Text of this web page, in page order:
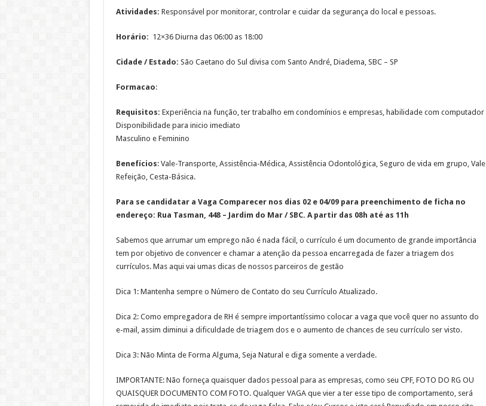
Atividades: Responsável por monitorar, controlar e cuidar da segurança do local e pessoas.
Horário: 12×36 Diurna das 06:00 as 18:00
Cidade / Estado: São Caetano do Sul divisa com Santo André, Diadema, SBC – SP
Formacao:
Requisitos: Experiência na função, ter trabalho em condomínios e empresas, habilidade com computador
Disponibilidade para inicio imediato
Masculino e Feminino
Benefícios: Vale-Transporte, Assistência-Médica, Assistência Odontológica, Seguro de vida em grupo, Vale
Refeição, Cesta-Básica.
Para se candidatar a Vaga Comparecer nos dias 02 e 04/09 para preenchimento de ficha no
endereço: Rua Tasman, 448 – Jardim do Mar / SBC. A partir das 08h até as 11h
Sabemos que arrumar um emprego não é nada fácil, o currículo é um documento de grande importância
tem por objetivo de convencer e chamar a atenção da pessoa encarregada de fazer a triagem dos
currículos. Mas aqui vai umas dicas de nossos parceiros de gestão
Dica 1: Mantenha sempre o Número de Contato do seu Currículo Atualizado.
Dica 2: Como empregadora de RH é sempre importantíssimo colocar a vaga que você quer no assunto do
e-mail, assim diminui a dificuldade de triagem dos e o aumento de chances de seu currículo ser visto.
Dica 3: Não Minta de Forma Alguma, Seja Natural e diga somente a verdade.
IMPORTANTE: Não forneça quaisquer dados pessoal para as empresas, como seu CPF, FOTO DO RG OU
QUAISQUER DOCUMENTO COM FOTO. Qualquer VAGA que vier a ter esse tipo de comportamento, será